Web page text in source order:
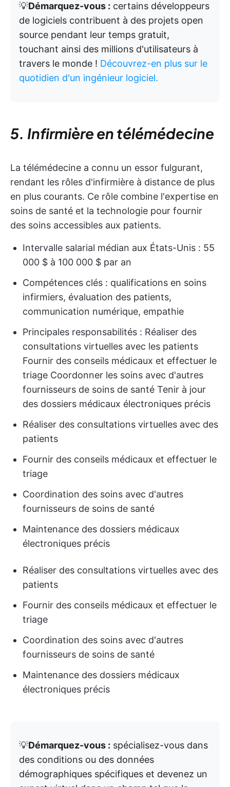
💡Démarquez-vous : certains développeurs
de logiciels contribuent à des projets open
source pendant leur temps gratuit,
touchant ainsi des millions d'utilisateurs à
travers le monde ! Découvrez-en plus sur le
quotidien d'un ingénieur logiciel.
5. Infirmière en télémédecine
La télémédecine a connu un essor fulgurant,
rendant les rôles d'infirmière à distance de plus
en plus courants. Ce rôle combine l'expertise en
soins de santé et la technologie pour fournir
des soins accessibles aux patients.
Intervalle salarial médian aux États-Unis : 55
000 $ à 100 000 $ par an
Compétences clés : qualifications en soins
infirmiers, évaluation des patients,
communication numérique, empathie
Principales responsabilités : Réaliser des
consultations virtuelles avec les patients
Fournir des conseils médicaux et effectuer le
triage Coordonner les soins avec d'autres
fournisseurs de soins de santé Tenir à jour
des dossiers médicaux électroniques précis
Réaliser des consultations virtuelles avec des
patients
Fournir des conseils médicaux et effectuer le
triage
Coordination des soins avec d'autres
fournisseurs de soins de santé
Maintenance des dossiers médicaux
électroniques précis
Réaliser des consultations virtuelles avec des
patients
Fournir des conseils médicaux et effectuer le
triage
Coordination des soins avec d'autres
fournisseurs de soins de santé
Maintenance des dossiers médicaux
électroniques précis
💡Démarquez-vous : spécialisez-vous dans
des conditions ou des données
démographiques spécifiques et devenez un